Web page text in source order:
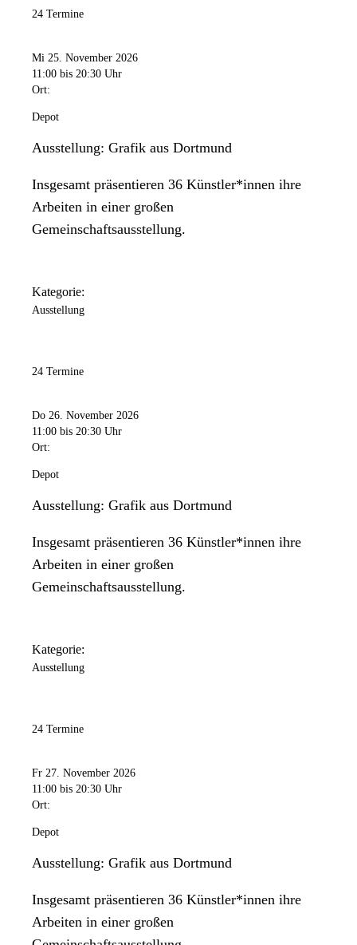
24 Termine
Mi 25. November 2026
11:00 bis 20:30 Uhr
Ort:
Depot
Ausstellung: Grafik aus Dortmund
Insgesamt präsentieren 36 Künstler*innen ihre
Arbeiten in einer großen
Gemeinschaftsausstellung.
Kategorie:
Ausstellung
24 Termine
Do 26. November 2026
11:00 bis 20:30 Uhr
Ort:
Depot
Ausstellung: Grafik aus Dortmund
Insgesamt präsentieren 36 Künstler*innen ihre
Arbeiten in einer großen
Gemeinschaftsausstellung.
Kategorie:
Ausstellung
24 Termine
Fr 27. November 2026
11:00 bis 20:30 Uhr
Ort:
Depot
Ausstellung: Grafik aus Dortmund
Insgesamt präsentieren 36 Künstler*innen ihre
Arbeiten in einer großen